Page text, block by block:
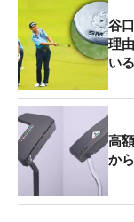
谷
理
い
高
か